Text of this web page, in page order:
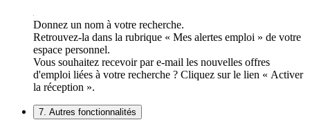
Donnez un nom à votre recherche.
Retrouvez-la dans la rubrique « Mes alertes emploi » de votre
espace personnel.
Vous souhaitez recevoir par e-mail les nouvelles offres
d'emploi liées à votre recherche ? Cliquez sur le lien « Activer
la réception ».
7. Autres fonctionnalités